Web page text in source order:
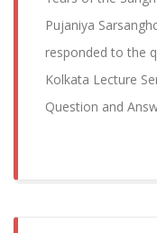
Pujaniya
responded to the
Kolkata Lecture
Question and